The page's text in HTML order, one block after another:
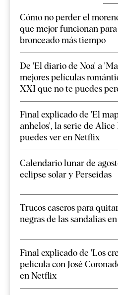
Cómo no perder el
que mejor funcionan
bronceado más tiempo
De 'El diario de Noa' a
mejores películas
XXI que no te puedes
Final explicado de 'El
anhelos', la serie de
puedes ver en Netflix
Calendario lunar de
eclipse solar y Perseidas
Trucos caseros para
negras de las sandalias
Final explicado de 'Los
película con José
en Netflix